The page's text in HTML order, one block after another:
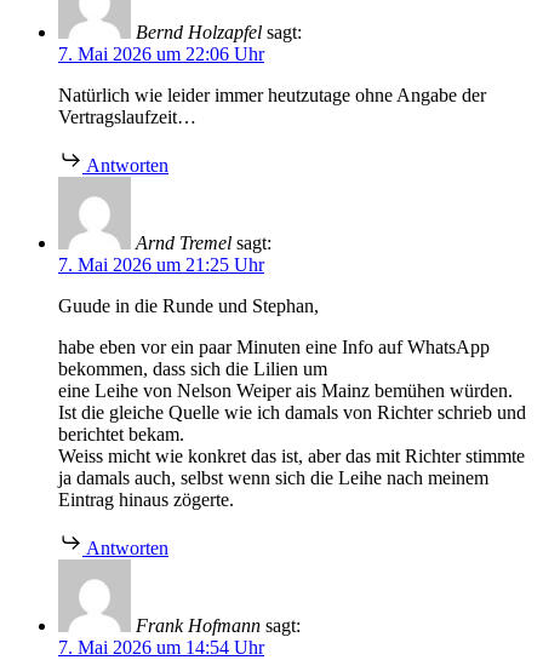
Bernd Holzapfel sagt:
7. Mai 2026 um 22:06 Uhr
Natürlich wie leider immer heutzutage ohne Angabe der
Vertragslaufzeit…
Antworten
Arnd Tremel sagt:
7. Mai 2026 um 21:25 Uhr
Guude in die Runde und Stephan,
habe eben vor ein paar Minuten eine Info auf WhatsApp
bekommen, dass sich die Lilien um
eine Leihe von Nelson Weiper ais Mainz bemühen würden.
Ist die gleiche Quelle wie ich damals von Richter schrieb und
berichtet bekam.
Weiss micht wie konkret das ist, aber das mit Richter stimmte
ja damals auch, selbst wenn sich die Leihe nach meinem
Eintrag hinaus zögerte.
Antworten
Frank Hofmann sagt:
7. Mai 2026 um 14:54 Uhr